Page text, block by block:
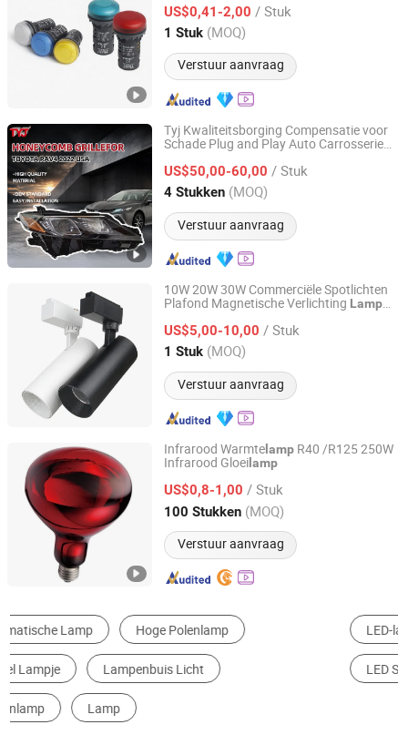
US$0,41-2,00 / Stuk
1 Stuk (MOQ)
Verstuur aanvraag
Zhejiang, China Sinds 2024
Tyj Kwaliteitsborging Compensatie voor
Schade Plug and Play Auto Carrosserie
Toyota Camry 2021 VS Le /Se
US$50,00-60,00 / Stuk
4 Stukken (MOQ)
Verstuur aanvraag
Changzhou Yanjiang Xinye Vehicle Parts Factory
Jiangsu, China Sinds 2019
10W 20W 30W Commerciële Spotlichten
Plafond Magnetische Verlichting Lamp
US$5,00-10,00 / Stuk
1 Stuk (MOQ)
Verstuur aanvraag
Guangzhou Yi Can Lighting Co.,Ltd
Guangdong, China Sinds 2020
Infrarood Warmte lamp R40 /R125 250W
Infrarood Gloei lamp
US$0,8-1,00 / Stuk
100 Stukken (MOQ)
Verstuur aanvraag
Haining Xushi Bulb Factory
Zhejiang, China Sinds 2012
LED-lamp licht Koplamp
LED String Light Hanglamp Halogeenlamp